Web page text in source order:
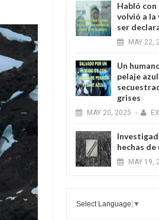
Habló con
volvió a la
ser
MAY 22,
Un
pelaje
grises
MAY 20, 2025 -
hechas
MAY 19,
Select Language ▼